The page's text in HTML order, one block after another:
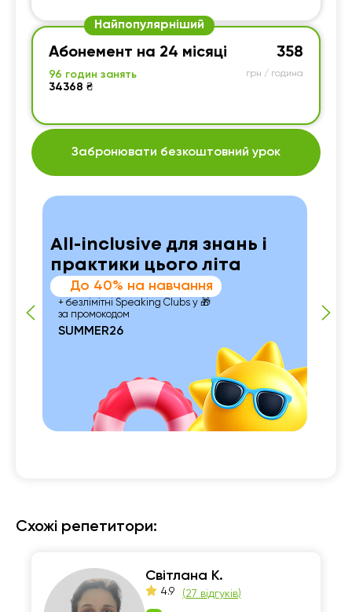
Найпопулярніший
Абонемент на 24 місяці
96 годин занять
34368 ₴
358
грн / година
Забронювати безкоштовний урок
All-inclusive для знань і
практики цього літа
До 40% на навчання
+ безлімітні Speaking Clubs у 🎁
за промокодом
SUMMER26
Схожі репетитори:
Світлана К.
4.9 (27 відгуків)